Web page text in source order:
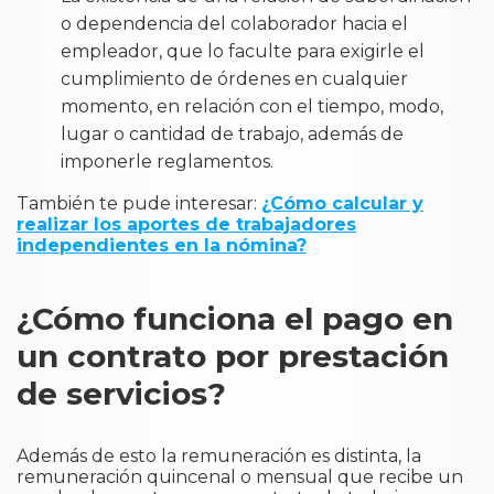
o dependencia del colaborador hacia el
empleador, que lo faculte para exigirle el
cumplimiento de órdenes en cualquier
momento, en relación con el tiempo, modo,
lugar o cantidad de trabajo, además de
imponerle reglamentos.
También te pude interesar: ¿Cómo calcular y
realizar los aportes de trabajadores
independientes en la nómina?
¿Cómo funciona el pago en
un contrato por prestación
de servicios?
Además de esto la remuneración es distinta, la
remuneración quincenal o mensual que recibe un